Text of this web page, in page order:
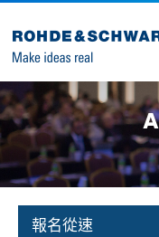
Activities
Contact Us
Member
Calendar
報名從速